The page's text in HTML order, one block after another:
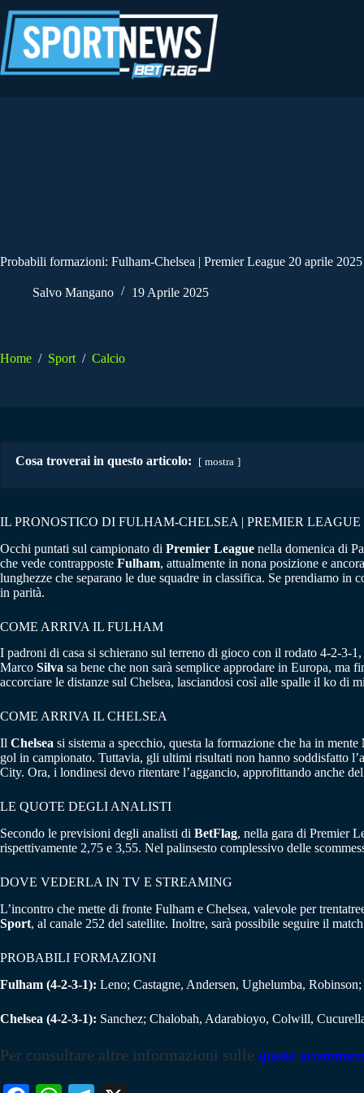
al
contenuto
Probabili formazioni: Fulham-Chelsea | Premier League 20 aprile 2025
Salvo Mangano 19 Aprile 2025
Home / Sport / Calcio
Cosa troverai in questo articolo: mostra
IL PRONOSTICO DI FULHAM-CHELSEA | PREMIER LEAGUE
Occhi puntati sul campionato di Premier League nella domenica di
che vede contrapposte Fulham, attualmente in nona posizione e
lunghezze che separano le due squadre in classifica. Se prendiamo
in parità.
COME ARRIVA IL FULHAM
I padroni di casa si schierano sul terreno di gioco con il rodato 4-2-3-
Marco Silva sa bene che non sarà semplice approdare in Europa, ma
accorciare le distanze sul Chelsea, lasciandosi così alle spalle il ko di
COME ARRIVA IL CHELSEA
Il Chelsea si sistema a specchio, questa la formazione che ha in mente
gol in campionato. Tuttavia, gli ultimi risultati non hanno soddisfatto
City. Ora, i londinesi devo ritentare l’aggancio, approfittando anche
LE QUOTE DEGLI ANALISTI
Secondo le previsioni degli analisti di BetFlag, nella gara di Premier
rispettivamente 2,75 e 3,55. Nel palinsesto complessivo delle
DOVE VEDERLA IN TV E STREAMING
L’incontro che mette di fronte Fulham e Chelsea, valevole per
Sport, al canale 252 del satellite. Inoltre, sarà possibile seguire il
PROBABILI FORMAZIONI
Fulham (4-2-3-1): Leno; Castagne, Andersen, Ughelumba,
Chelsea (4-2-3-1): Sanchez; Chalobah, Adarabioyo, Colwill,
Per consultare altre informazioni sulle quote